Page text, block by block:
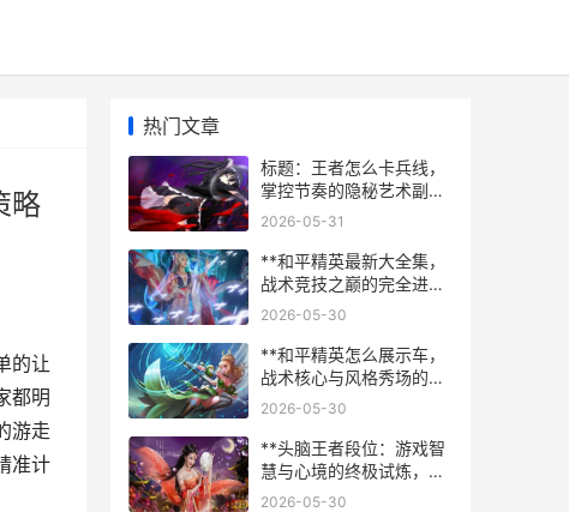
略
的让
都明
游走
准计
热门文章
标题：王者怎么卡兵线，
掌控节奏的隐秘艺术副标
题：兵线控制的进阶策略
2026-05-31
**和平精英最新大全集，
战术竞技之巅的完全进化
副标题**
2026-05-30
**和平精英怎么展示车，
战术核心与风格秀场的双
重演绎**
2026-05-30
**头脑王者段位：游戏智
慧与心境的终极试炼，副
标题：一段超越胜负的虚
2026-05-30